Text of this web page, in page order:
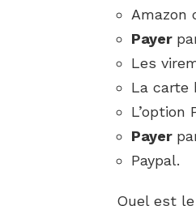
Amazon
Payer
Les
La carte
L’option
Payer
Paypal.
Quel est